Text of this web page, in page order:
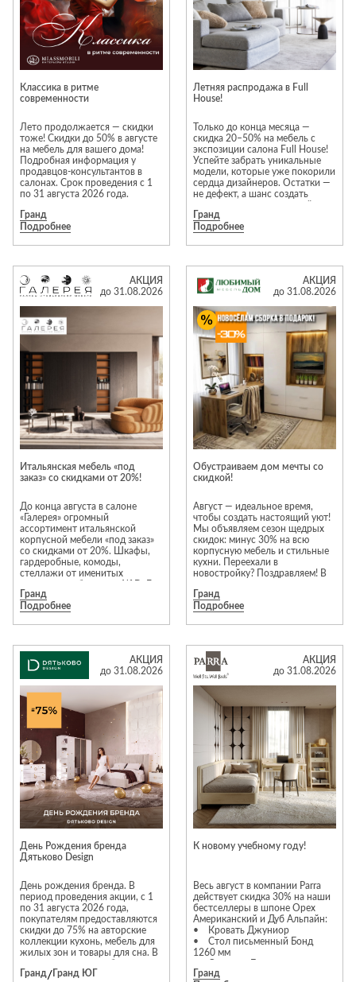
Детские
матрасы
Комоды и
тумбы
Столы и
надстройки
Стулья, кресла,
пуфы
Шкафы,
стеллажи,
полки, сундуки
Кровати,
матрасы,
товары для
сна
Кровати
Матрасы
Товары для сна
Кухонные
гарнитуры
Радиаторы
Раковины
монтажа
Сливы и сифоны
Смесители
ванной комнаты
Хранение и
порядок
Товары для
Затирки и
гидроизоляция
Камины
Клеи, герметики,
Напольные
покрытия
Обои
Плитка
Спецобувь
Спецодежда
Средства
индивидуальной
Предложение действует в
фирменных салонах Neopolis
Casa на 1 и 3 этажах 2 корпуса
ТЦ «Гранд».
Ассортимент раздела
«Распродажа» постоянно
меняется. Некоторые модели
представлены в единственном
рекомендуем не откладывать
покупку.
*Акция действует с 1 по 31
августа. Скидки не
суммируются с другими
акционными предложениями.
Подробности предложения
уточняйте у менеджеров
салонов Neopolis Casa
Классика в ритме
современности
Лето продолжается — скидки
тоже! Скидки до 50% в августе
на мебель для вашего дома!
Подробная информация у
продавцов-консультантов в
салонах. Срок проведения с 1
по 31 августа 2026 года.
Гранд
Подробнее
Летняя распродажа в Full
House!
Только до конца месяца —
скидка 20–50% на мебель с
экспозиции салона Full House!
Успейте забрать уникальные
модели, которые уже покорили
сердца дизайнеров. Остатки —
не дефект, а шанс создать
Торопитесь — количество
ограничено!
Гранд
Подробнее
АКЦИЯ
до 31.08.2026
Итальянская мебель «под
заказ» со скидками от 20%!
До конца августа в салоне
«Галерея» огромный
ассортимент итальянской
корпусной мебели «под заказ»
со скидками от 20%. Шкафы,
гардеробные, комоды,
стеллажи от именитых
Ferretti&Ferretti , Antonelli
Moravio, Tomasella, Alf, Vaccari
элитной итальянской мебелью,
предлагая клиентам
актуальные интерьерные
решения. Предложение
действительно с 1 по 31
августа 2026 года.
*Подробности и ассортимент
уточняйте в салоне «Галерея».
Салон «Галерея» в МТК «Гранд».
Вход №3, этаж 3
Гранд
Подробнее
АКЦИЯ
до 31.08.2026
Обустраиваем дом мечты со
скидкой!
Август — идеальное время,
чтобы создать настоящий уют!
Мы объявляем сезон щедрых
скидок: минус 30% на всю
корпусную мебель и стильные
кухни. Переехали в
новостройку? Поздравляем! В
всю рутину на себя и подарим
вам бесплатную сборку
мечты по лучшей цене!
Гранд
Подробнее
АКЦИЯ
до 31.08.2026
День Рождения бренда
Дятьково Design
День рождения бренда. В
период проведения акции, с 1
по 31 августа 2026 года,
покупателям предоставляются
скидки до 75% на авторские
коллекции кухонь, мебель для
жилых зон и товары для сна. В
коллекции для жилых зон Este,
Гранд/ Гранд ЮГ
АКЦИЯ
до 31.08.2026
К новому учебному году!
Весь август в компании Parra
действует скидка 30% на наши
бестселлеры в шпоне Орех
Американский и Дуб Альпайн:
• Кровать Джуниор
• Стол письменный Бонд
1260 мм
Гранд